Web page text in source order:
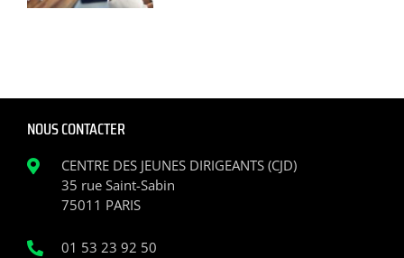
NOUS CONTACTER
CENTRE DES JEUNES DIRIGEANTS (CJD)
35 rue Saint-Sabin
75011 PARIS
01 53 23 92 50